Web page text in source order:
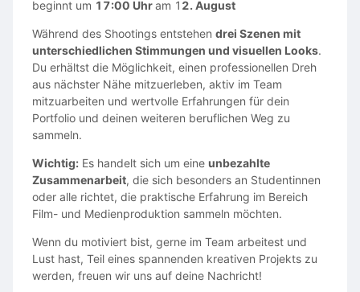
beginnt um 17:00 Uhram 1 2. August
Während des Shootings entstehen drei Szenen mit
unterschiedlichen Stimmungen und visuellen Looks.
Du erhältst die Möglichkeit, einen professionellen Dreh
aus nächster Nähe mitzuerleben, aktiv im Team
mitzuarbeiten und wertvolle Erfahrungen für dein
Portfolio und deinen weiteren beruflichen Weg zu
sammeln.
Wichtig: Es handelt sich um eine unbezahlte
Zusammenarbeit, die sich besonders an Studentinnen
oder alle richtet, die praktische Erfahrung im Bereich
Film- und Medienproduktion sammeln möchten.
Wenn du motiviert bist, gerne im Team arbeitest und
Lust hast, Teil eines spannenden kreativen Projekts zu
werden, freuen wir uns auf deine Nachricht!